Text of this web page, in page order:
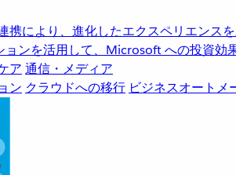
携により、進化したエクスペリエンス
ンを活用して、Microsoft への投資効
ア 通信・メディア
ン クラウドへの移行 ビジネスオートメ